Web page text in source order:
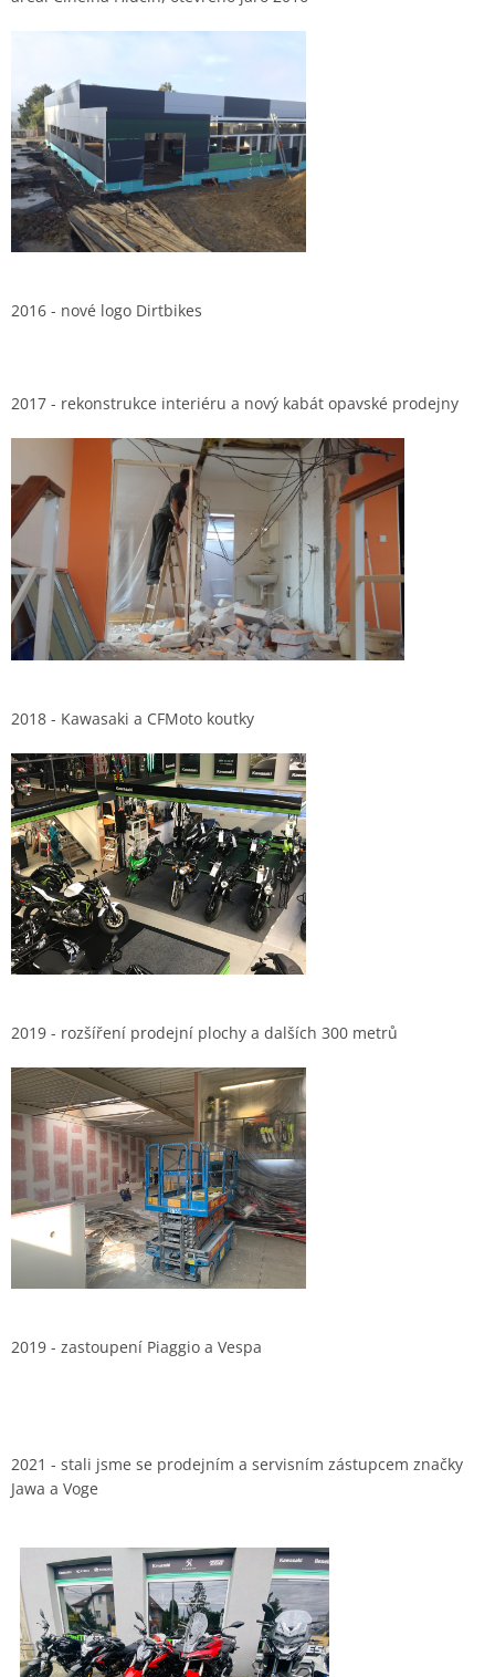
2016 - nové logo Dirtbikes
2017 - rekonstrukce interiéru a nový kabát opavské prodejny
2018 - Kawasaki a CFMoto koutky
2019 - rozšíření prodejní plochy a dalších 300 metrů
2019 - zastoupení Piaggio a Vespa
2021 - stali jsme se prodejním a servisním zástupcem značky
Jawa a Voge